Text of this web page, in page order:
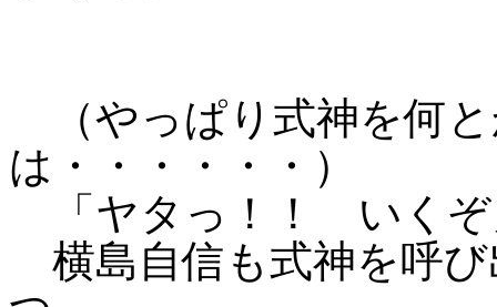
（やっぱり式神を何
は・・・・・・）
「ヤタっ！！ いくぞ
横島自信も式神を呼